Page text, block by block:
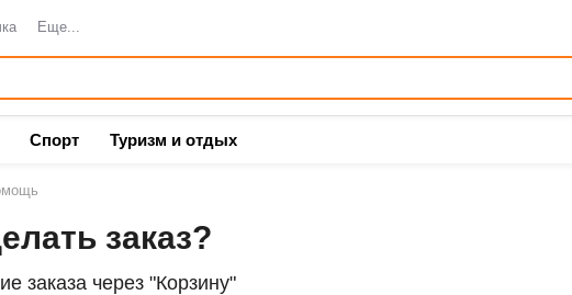
Еще...
Спорт Туризм и отдых
заказ?
заказа через "Корзину"